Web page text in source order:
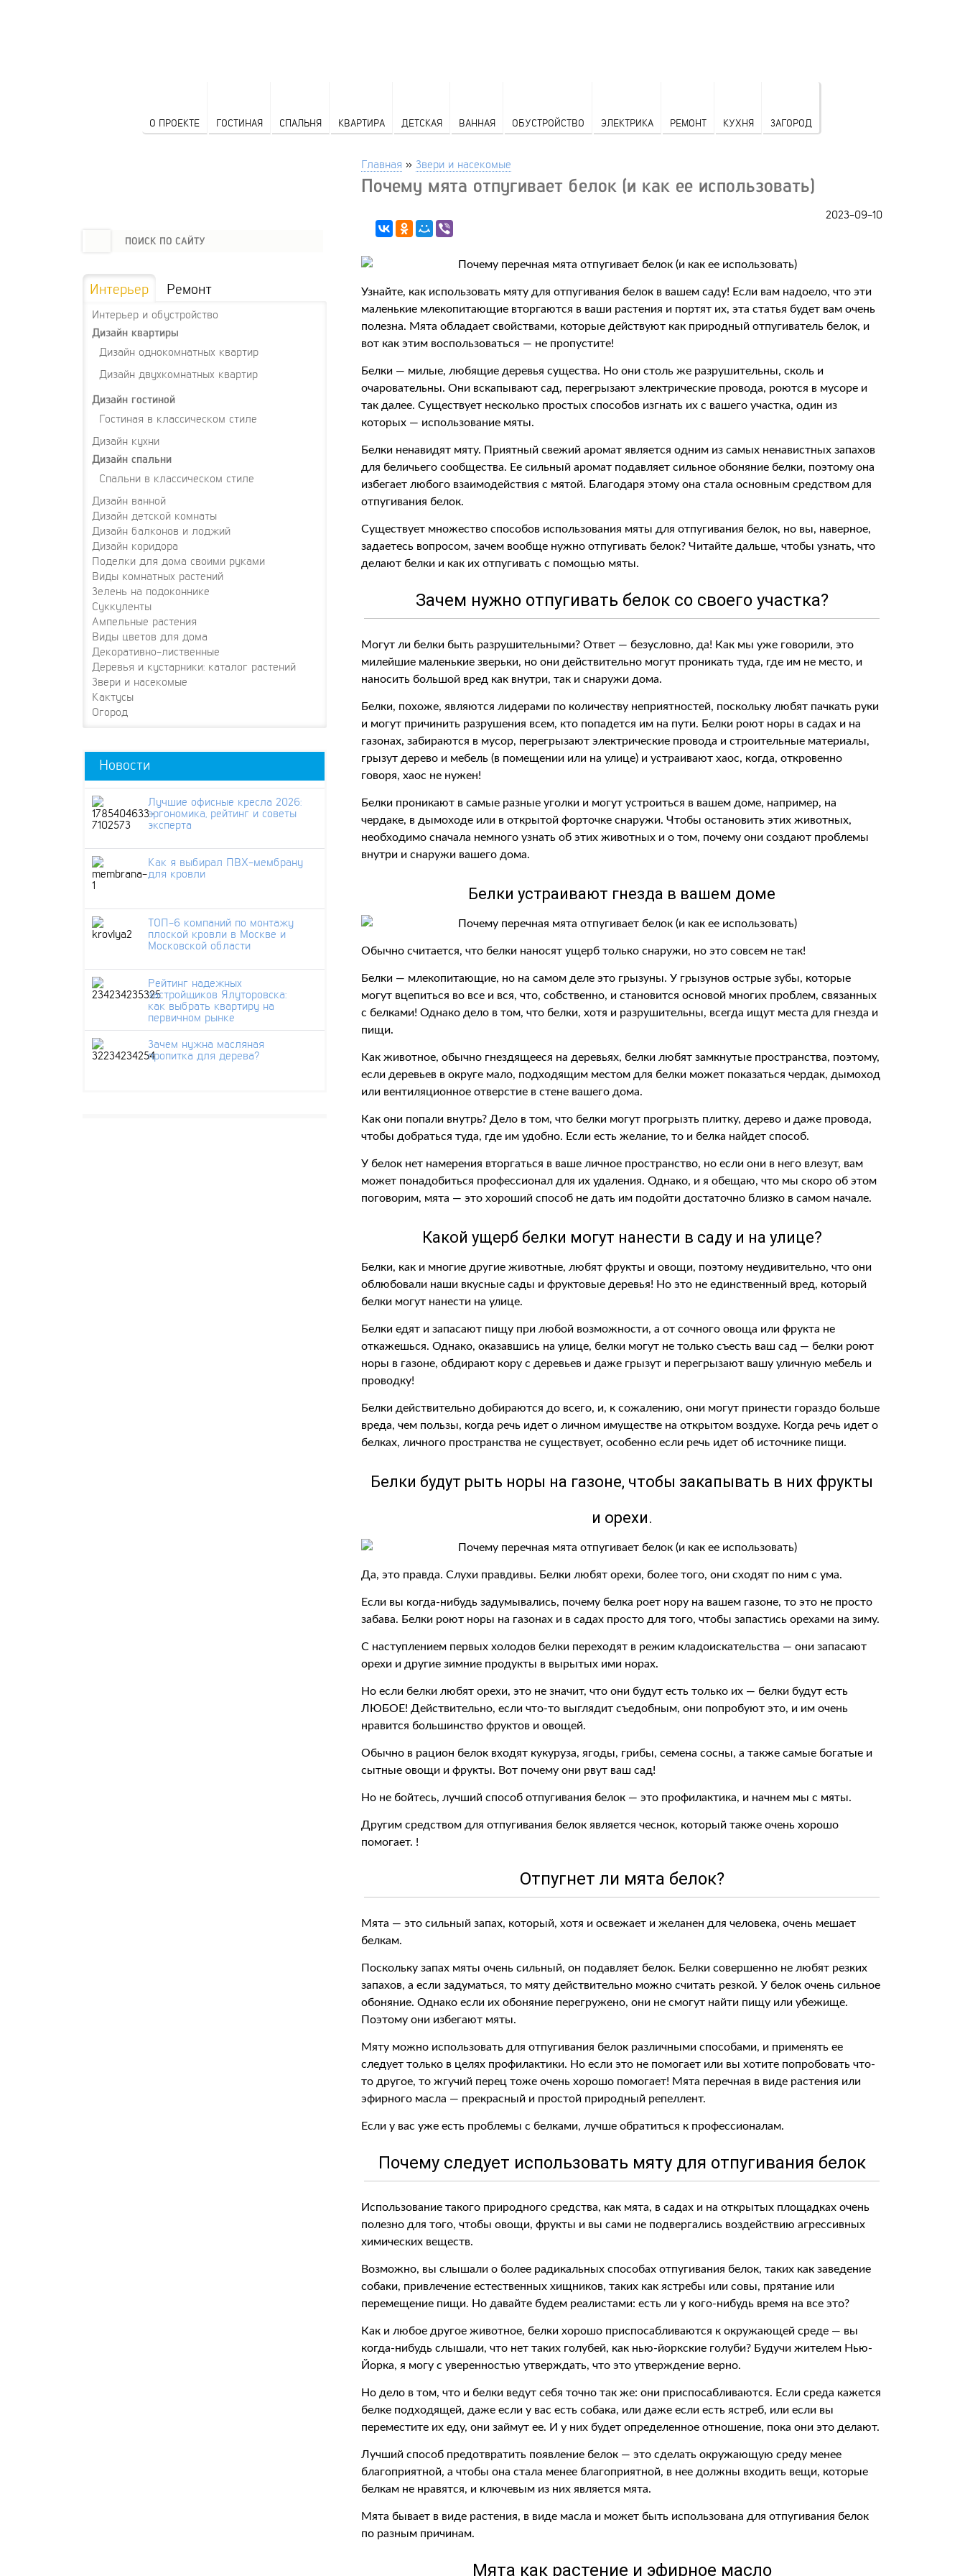
О ПРОЕКТЕ ГОСТИНАЯ СПАЛЬНЯ КВАРТИРА ДЕТСКАЯ ВАННАЯ ОБУСТРОЙСТВО ЭЛЕКТРИКА РЕМОНТ КУХНЯ ЗАГОРОД
Главная » Звери и насекомые
Почему мята отпугивает белок (и как ее использовать)
2023-09-10
Узнайте, как использовать мяту для отпугивания белок в вашем саду! Если вам надоело, что эти
маленькие млекопитающие вторгаются в ваши растения и портят их, эта статья будет вам очень
полезна. Мята обладает свойствами, которые действуют как природный отпугиватель белок, и
вот как этим воспользоваться — не пропустите!
Белки — милые, любящие деревья существа. Но они столь же разрушительны, сколь и
очаровательны. Они вскапывают сад, перегрызают электрические провода, роются в мусоре и
так далее. Существует несколько простых способов изгнать их с вашего участка, один из
которых — использование мяты.
Белки ненавидят мяту. Приятный свежий аромат является одним из самых ненавистных запахов
для беличьего сообщества. Ее сильный аромат подавляет сильное обоняние белки, поэтому она
избегает любого взаимодействия с мятой. Благодаря этому она стала основным средством для
отпугивания белок.
Существует множество способов использования мяты для отпугивания белок, но вы, наверное,
задаетесь вопросом, зачем вообще нужно отпугивать белок? Читайте дальше, чтобы узнать, что
делают белки и как их отпугивать с помощью мяты.
Зачем нужно отпугивать белок со своего участка?
Могут ли белки быть разрушительными? Ответ — безусловно, да! Как мы уже говорили, это
милейшие маленькие зверьки, но они действительно могут проникать туда, где им не место, и
наносить большой вред как внутри, так и снаружи дома.
Белки, похоже, являются лидерами по количеству неприятностей, поскольку любят пачкать руки
и могут причинить разрушения всем, кто попадется им на пути. Белки роют норы в садах и на
газонах, забираются в мусор, перегрызают электрические провода и строительные материалы,
грызут дерево и мебель (в помещении или на улице) и устраивают хаос, когда, откровенно
говоря, хаос не нужен!
Белки проникают в самые разные уголки и могут устроиться в вашем доме, например, на
чердаке, в дымоходе или в открытой форточке снаружи. Чтобы остановить этих животных,
необходимо сначала немного узнать об этих животных и о том, почему они создают проблемы
внутри и снаружи вашего дома.
Белки устраивают гнезда в вашем доме
Обычно считается, что белки наносят ущерб только снаружи, но это совсем не так!
Белки — млекопитающие, но на самом деле это грызуны. У грызунов острые зубы, которые
могут вцепиться во все и вся, что, собственно, и становится основой многих проблем, связанных
с белками! Однако дело в том, что белки, хотя и разрушительны, всегда ищут места для гнезда и
пищи.
Как животное, обычно гнездящееся на деревьях, белки любят замкнутые пространства, поэтому,
если деревьев в округе мало, подходящим местом для белки может показаться чердак, дымоход
или вентиляционное отверстие в стене вашего дома.
Как они попали внутрь? Дело в том, что белки могут прогрызть плитку, дерево и даже провода,
чтобы добраться туда, где им удобно. Если есть желание, то и белка найдет способ.
У белок нет намерения вторгаться в ваше личное пространство, но если они в него влезут, вам
может понадобиться профессионал для их удаления. Однако, и я обещаю, что мы скоро об этом
поговорим, мята — это хороший способ не дать им подойти достаточно близко в самом начале.
Какой ущерб белки могут нанести в саду и на улице?
Белки, как и многие другие животные, любят фрукты и овощи, поэтому неудивительно, что они
облюбовали наши вкусные сады и фруктовые деревья! Но это не единственный вред, который
белки могут нанести на улице.
Белки едят и запасают пищу при любой возможности, а от сочного овоща или фрукта не
откажешься. Однако, оказавшись на улице, белки могут не только съесть ваш сад — белки роют
норы в газоне, обдирают кору с деревьев и даже грызут и перегрызают вашу уличную мебель и
проводку!
Белки действительно добираются до всего, и, к сожалению, они могут принести гораздо больше
вреда, чем пользы, когда речь идет о личном имуществе на открытом воздухе. Когда речь идет о
белках, личного пространства не существует, особенно если речь идет об источнике пищи.
Белки будут рыть норы на газоне, чтобы закапывать в них фрукты
и орехи.
Да, это правда. Слухи правдивы. Белки любят орехи, более того, они сходят по ним с ума.
Если вы когда-нибудь задумывались, почему белка роет нору на вашем газоне, то это не просто
забава. Белки роют норы на газонах и в садах просто для того, чтобы запастись орехами на зиму.
С наступлением первых холодов белки переходят в режим кладоискательства — они запасают
орехи и другие зимние продукты в вырытых ими норах.
Но если белки любят орехи, это не значит, что они будут есть только их — белки будут есть
ЛЮБОЕ! Действительно, если что-то выглядит съедобным, они попробуют это, и им очень
нравится большинство фруктов и овощей.
Обычно в рацион белок входят кукуруза, ягоды, грибы, семена сосны, а также самые богатые и
сытные овощи и фрукты. Вот почему они рвут ваш сад!
Но не бойтесь, лучший способ отпугивания белок — это профилактика, и начнем мы с мяты.
Другим средством для отпугивания белок является чеснок, который также очень хорошо
помогает. !
Отпугнет ли мята белок?
Мята — это сильный запах, который, хотя и освежает и желанен для человека, очень мешает
белкам.
Поскольку запах мяты очень сильный, он подавляет белок. Белки совершенно не любят резких
запахов, а если задуматься, то мяту действительно можно считать резкой. У белок очень сильное
обоняние. Однако если их обоняние перегружено, они не смогут найти пищу или убежище.
Поэтому они избегают мяты.
Мяту можно использовать для отпугивания белок различными способами, и применять ее
следует только в целях профилактики. Но если это не помогает или вы хотите попробовать что-
то другое, то жгучий перец тоже очень хорошо помогает! Мята перечная в виде растения или
эфирного масла — прекрасный и простой природный репеллент.
Если у вас уже есть проблемы с белками, лучше обратиться к профессионалам.
Почему следует использовать мяту для отпугивания белок
Использование такого природного средства, как мята, в садах и на открытых площадках очень
полезно для того, чтобы овощи, фрукты и вы сами не подвергались воздействию агрессивных
химических веществ.
Возможно, вы слышали о более радикальных способах отпугивания белок, таких как заведение
собаки, привлечение естественных хищников, таких как ястребы или совы, прятание или
перемещение пищи. Но давайте будем реалистами: есть ли у кого-нибудь время на все это?
Как и любое другое животное, белки хорошо приспосабливаются к окружающей среде — вы
когда-нибудь слышали, что нет таких голубей, как нью-йоркские голуби? Будучи жителем Нью-
Йорка, я могу с уверенностью утверждать, что это утверждение верно.
Но дело в том, что и белки ведут себя точно так же: они приспосабливаются. Если среда кажется
белке подходящей, даже если у вас есть собака, или даже если есть ястреб, или если вы
переместите их еду, они займут ее. И у них будет определенное отношение, пока они это делают.
Лучший способ предотвратить появление белок — это сделать окружающую среду менее
благоприятной, а чтобы она стала менее благоприятной, в нее должны входить вещи, которые
белкам не нравятся, и ключевым из них является мята.
Мята бывает в виде растения, в виде масла и может быть использована для отпугивания белок
по разным причинам.
Мята как растение и эфирное масло
Интерьер Ремонт
Интерьер и обустройство
Дизайн квартиры
Дизайн однокомнатных квартир
Дизайн двухкомнатных квартир
Дизайн гостиной
Гостиная в классическом стиле
Дизайн кухни
Дизайн спальни
Спальни в классическом стиле
Дизайн ванной
Дизайн детской комнаты
Дизайн балконов и лоджий
Дизайн коридора
Поделки для дома своими руками
Виды комнатных растений
Зелень на подоконнике
Суккуленты
Ампельные растения
Виды цветов для дома
Декоративно-лиственные
Деревья и кустарники: каталог растений
Звери и насекомые
Кактусы
Огород
Новости
Лучшие офисные кресла 2026:
эргономика, рейтинг и советы
эксперта
Как я выбирал ПВХ-мембрану
для кровли
ТОП-6 компаний по монтажу
плоской кровли в Москве и
Московской области
Рейтинг надежных
застройщиков Ялуторовска:
как выбрать квартиру на
первичном рынке
Зачем нужна масляная
пропитка для дерева?